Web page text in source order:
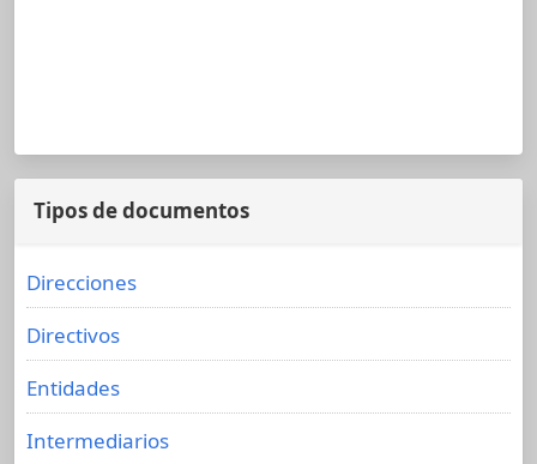
Tipos de documentos
Direcciones
Directivos
Entidades
Intermediarios